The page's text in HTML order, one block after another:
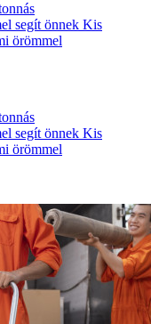
segít önnek Kis
örömmel
segít önnek Kis
örömmel